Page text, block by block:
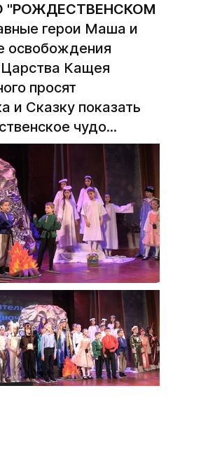
"РОЖДЕСТВЕНСКОМ
герои Маша и
освобождения
Царства Кащея
просят
и Сказку показать
чудо...